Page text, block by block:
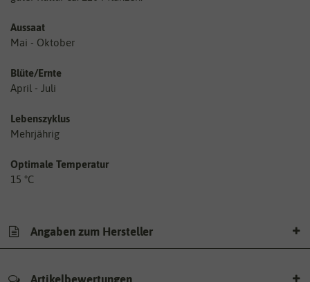
Aussaat
Mai - Oktober
Blüte/Ernte
April - Juli
Lebenszyklus
Mehrjährig
Optimale Temperatur
15 °C
Angaben zum Hersteller
Artikelbewertungen